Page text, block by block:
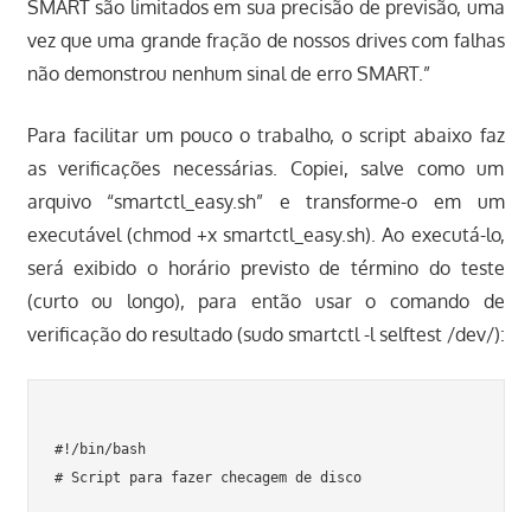
SMART são limitados em sua precisão de previsão, uma
vez que uma grande fração de nossos drives com falhas
não demonstrou nenhum sinal de erro SMART.”
Para facilitar um pouco o trabalho, o script abaixo faz
as verificações necessárias. Copiei, salve como um
arquivo “smartctl_easy.sh” e transforme-o em um
executável (chmod +x smartctl_easy.sh). Ao executá-lo,
será exibido o horário previsto de término do teste
(curto ou longo), para então usar o comando de
verificação do resultado (sudo smartctl -l selftest /dev/):
#!/bin/bash
# Script para fazer checagem de disco